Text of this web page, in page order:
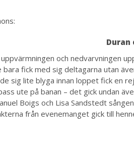
Duran
och nedvarvningen
bara fick med sig deltagarna utan
sig lite blyga innan loppet fick en
ute på banan – det gick undan
Boigs och Lisa Sandstedt
från evenemanget gick till